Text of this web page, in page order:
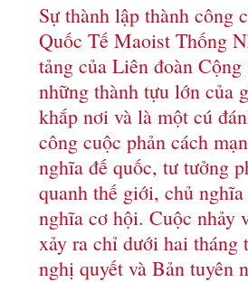
Sự thành lập thành công
Quốc Tế Maoist Thống
tảng của Liên đoàn
những thành tựu lớn của
khắp nơi và là một cú
công cuộc phản cách
nghĩa đế quốc, tư tưởng
quanh thế giới, chủ
nghĩa cơ hội. Cuộc nhảy
xảy ra chỉ dưới hai tháng
nghị quyết và Bản tuyên